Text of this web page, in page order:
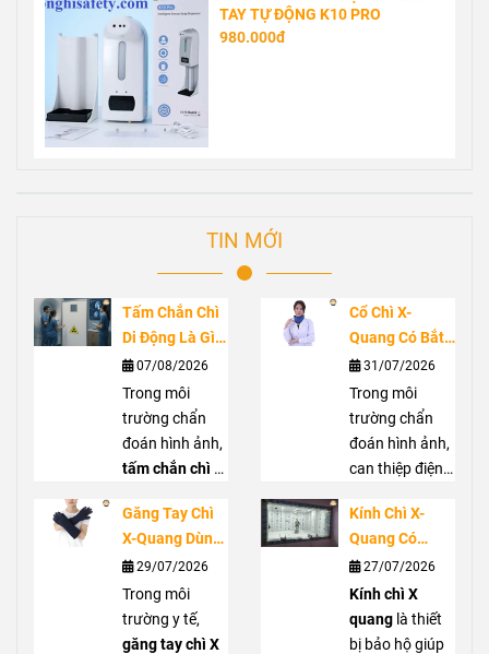
TAY TỰ ĐỘNG K10 PRO
980.000đ
TIN MỚI
Tấm Chắn Chì
Di Động Là Gì?
Ứng Dụng
Trong Phòng
Chụp X-Quang
07/08/2026
Trong môi
trường chẩn
đoán hình ảnh,
tấm chắn chì di
pháp hỗ trợ che
chắn bức xạ
hiệu quả, góp
phần giảm
nguy cơ phơi
nhiễm cho
Cổ Chì X-
Quang Có Bắt
Buộc Không?
Vai Trò Bảo Vệ
Tuyến Giáp
Trước Bức Xạ
31/07/2026
Trong môi
trường chẩn
đoán hình ảnh,
can thiệp điện
phẫu thuật C-
arm, nhân viên
y tế có thể tiếp
xúc với bức xạ
tán xạ từ tia X.
Cổ chì X quang
Găng Tay Chì
X-Quang Dùng
Trong Trường
Hợp Nào?
Hướng Dẫn
Lựa Chọn Đúng
29/07/2026
Trong môi
trường y tế,
găng tay chì X
Kính Chì X-
Quang Có
Thực Sự Cần
Thiết? Khi Nào
Nên Sử Dụng?
27/07/2026
Kính chì X
quanglà thiết
bị bảo hộ giúp